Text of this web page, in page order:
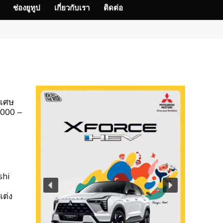
ช่องยูทูป เกี่ยวกับเรา ติดต่อ
ศษ
–
ต่ง